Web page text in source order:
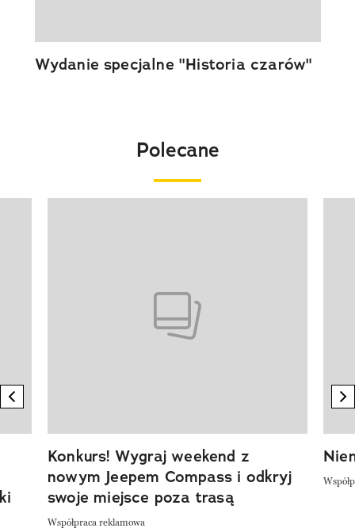
Wydanie specjalne "Historia czarów"
Polecane
previous element
Konkurs! Wygraj weekend z
nowym Jeepem Compass i odkryj
swoje miejsce poza trasą
Współpraca reklamowa